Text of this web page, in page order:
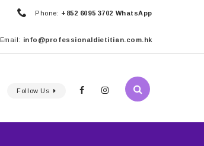
Phone: +852 6095 3702 WhatsApp
Email: info@professionaldietitian.com.hk
Follow Us